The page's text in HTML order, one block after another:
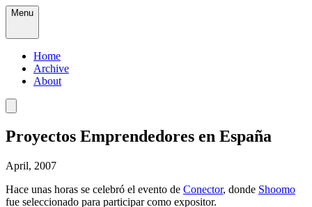
Menu
Home
Archive
About
Proyectos Emprendedores en España
April, 2007
Hace unas horas se celebró el evento de Conector, donde Shoomo
fue seleccionado para participar como expositor.